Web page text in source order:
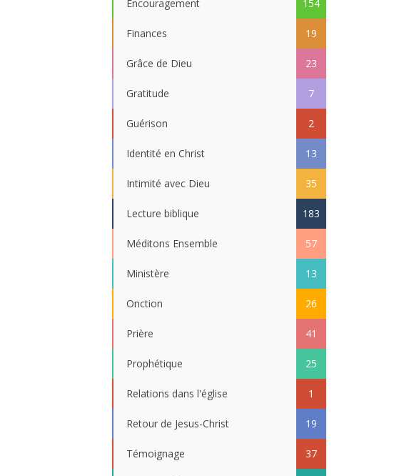
Encouragement 154
Finances 19
Grâce de Dieu 23
Gratitude 7
Guérison 2
Identité en Christ 13
Intimité avec Dieu 35
Lecture biblique 183
Méditons Ensemble 57
Ministère 13
Onction 26
Prière 41
Prophétique 25
Relations dans l'église 1
Retour de Jesus-Christ 19
Témoignage 37